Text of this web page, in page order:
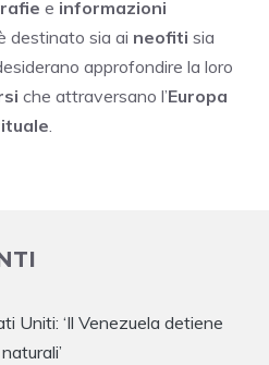
e informazioni
destinato sia ai neofiti sia
approfondire la loro
che attraversano l’Europa
.
Uniti: ‘Il Venezuela detiene